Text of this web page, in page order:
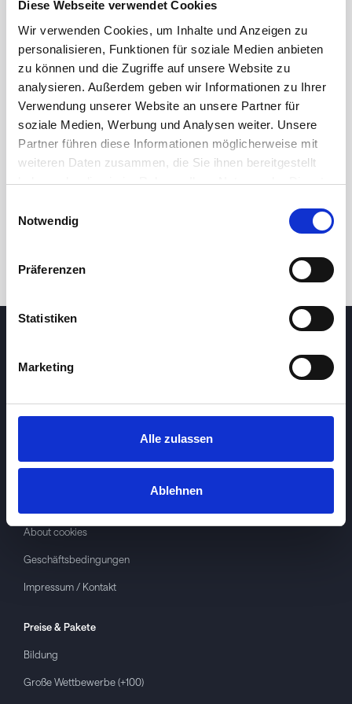
Diese Webseite verwendet Cookies
Wir verwenden Cookies, um Inhalte und Anzeigen zu
personalisieren, Funktionen für soziale Medien anbieten
zu können und die Zugriffe auf unsere Website zu
analysieren. Außerdem geben wir Informationen zu Ihrer
Verwendung unserer Website an unsere Partner für
soziale Medien, Werbung und Analysen weiter. Unsere
Partner führen diese Informationen möglicherweise mit
weiteren Daten zusammen, die Sie ihnen bereitgestellt
haben oder die sie im Rahmen Ihrer Nutzung der Dienste
Notwendig
Präferenzen
Statistiken
Marketing
Alle zulassen
Ablehnen
24 Std. 1M 3M 1J 5J
About cookies
Geschäftsbedingungen
Impressum / Kontakt
Preise & Pakete
Bildung
Große Wettbewerbe (+100)